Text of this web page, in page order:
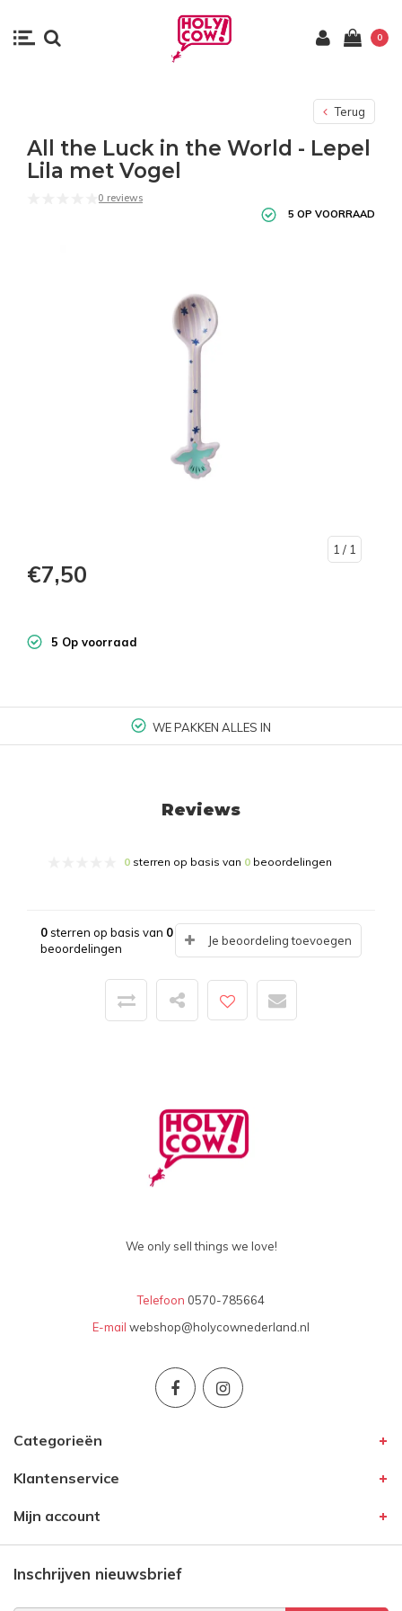
0
Terug
All the Luck in the World - Lepel
Lila met Vogel
0 reviews
5 OP VOORRAAD
1 / 1
€7,50
5 Op voorraad
WE PAKKEN ALLES IN
Reviews
0 sterren op basis van 0 beoordelingen
0sterren op basis van 0
beoordelingen
Je beoordeling toevoegen
We only sell things we love!
Telefoon 0570-785664
E-mail webshop@holycownederland.nl
Categorieën
Klantenservice
Mijn account
Inschrijven nieuwsbrief